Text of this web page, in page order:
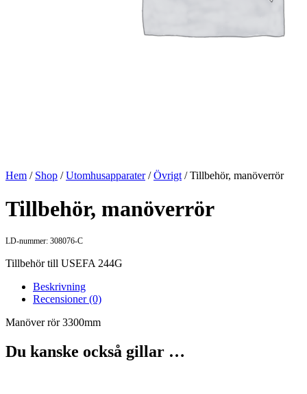
Hem / Shop /Utomhusapparater/Övrigt / Tillbehör, manöverrör
Tillbehör, manöverrör
LD-nummer: 308076-C
Tillbehör till USEFA 244G
Beskrivning
Recensioner (0)
Manöver rör 3300mm
Du kanske också gillar …